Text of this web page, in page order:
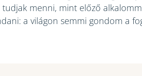
menni, mint előző
a világon semmi gondom a